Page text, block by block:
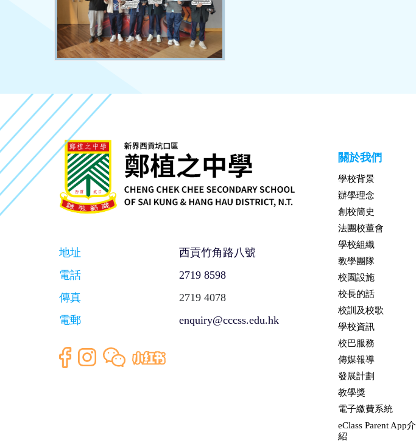
地址
西貢竹角路八號
電話
2719 8598
傳真
2719 4078
電郵
enquiry@cccss.edu.hk
關於我們
學校背景
辦學理念
創校簡史
法團校董會
學校組織
教學團隊
校園設施
校長的話
校訓及校歌
學校資訊
校巴服務
傳媒報導
發展計劃
教學獎
電子繳費系統
eClass Parent App介
紹